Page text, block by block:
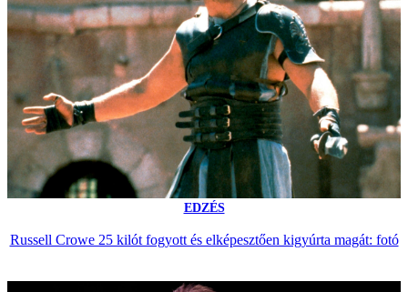
EDZÉS
Russell Crowe 25 kilót fogyott és elképesztően kigyúrta magát: fotó